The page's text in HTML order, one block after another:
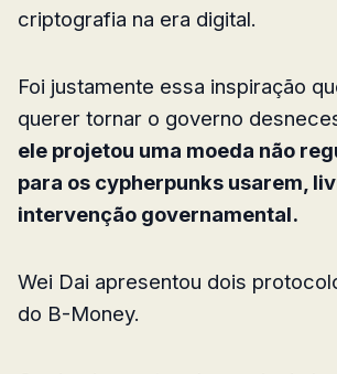
criptografia na era digital.
Foi justamente essa inspiração
querer tornar o governo
ele projetou uma moeda não
para os cypherpunks usarem,
intervenção governamental.
Wei Dai apresentou dois
do B-Money.